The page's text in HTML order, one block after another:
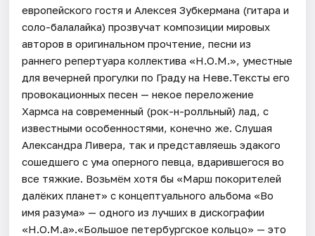
европейского гостя и Алексея Зубкермана (гитара и
соло-балалайка) прозвучат композиции мировых
авторов в оригинальном прочтение, песни из
раннего репертуара коллектива «Н.О.М.», уместные
для вечерней прогулки по Граду на Неве.Тексты его
провокационных песен — некое переложение
Хармса на современный (рок-н-ролльный) лад, с
известными особенностями, конечно же. Слушая
Александра Ливера, так и представляешь эдакого
сошедшего с ума оперного певца, вдарившегося во
все тяжкие. Возьмём хотя бы «Марш покорителей
далёких планет» с концептуального альбома «Во
имя разума» — одного из лучших в дискографии
«Н.О.М.а».«Большое петербургское кольцо» — это